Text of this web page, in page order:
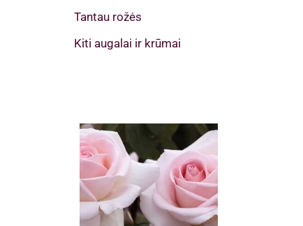
Tantau rožės
Kiti augalai ir krūmai